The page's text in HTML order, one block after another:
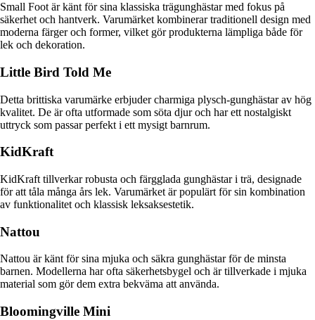
Small Foot är känt för sina klassiska trägunghästar med fokus på
säkerhet och hantverk. Varumärket kombinerar traditionell design med
moderna färger och former, vilket gör produkterna lämpliga både för
lek och dekoration.
Little Bird Told Me
Detta brittiska varumärke erbjuder charmiga plysch-gunghästar av hög
kvalitet. De är ofta utformade som söta djur och har ett nostalgiskt
uttryck som passar perfekt i ett mysigt barnrum.
KidKraft
KidKraft tillverkar robusta och färgglada gunghästar i trä, designade
för att tåla många års lek. Varumärket är populärt för sin kombination
av funktionalitet och klassisk leksaksestetik.
Nattou
Nattou är känt för sina mjuka och säkra gunghästar för de minsta
barnen. Modellerna har ofta säkerhetsbygel och är tillverkade i mjuka
material som gör dem extra bekväma att använda.
Bloomingville Mini